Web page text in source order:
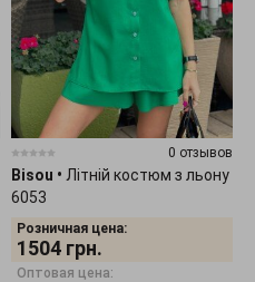
0 отзывов
Bisou • Літній костюм з льону
6053
Розничная цена:
1504 грн.
Оптовая цена: